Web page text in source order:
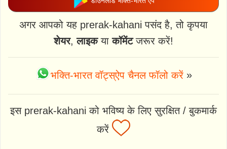
अगर आपको यह prerak-kahani पसंद है, तो कृपया
शेयर,लाइकयाकॉमेंटजरूर करें!
भक्ति-भारत वॉट्स्ऐप चैनल फॉलो करें»
इस prerak-kahani को भविष्य के लिए सुरक्षित / बुकमार्क
करें